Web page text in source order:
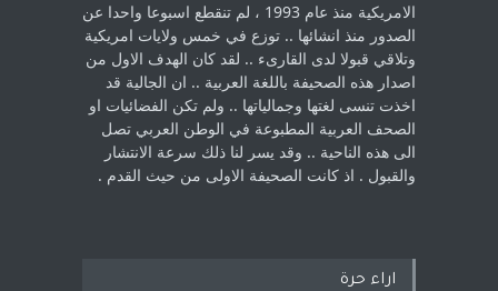
الامريكية منذ عام 1993 ، لم ‏تنقطع اسبوعا واحدا عن
الصدور منذ انشائها .. توزع في خمس ولايات امريكية
‏وتلاقي قبولا لدى القارىء ..‏ لقد كان الهدف الاول من
اصدار هذه الصحيفة باللغة العربية .. ان الجالية قد
اخذت ‏تنسى لغتها وجمالياتها .. ولم تكن الفضائيات او
الصحف العربية المطبوعة في الوطن ‏العربي تصل
الى هذه الناحية .. وقد يسر لنا ذلك سرعة الانتشار
والقبول . اذ كانت ‏الصحيفة الاولى من حيث القدم . ‏
اراء حرة